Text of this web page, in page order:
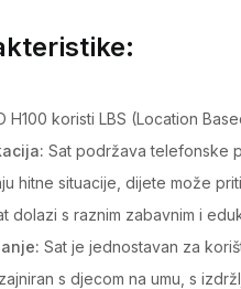
H100 koristi LBS (Location
Sat podržava telefonske
hitne situacije, dijete može
dolazi s raznim zabavnim i
Sat je jednostavan za
s djecom na umu, s